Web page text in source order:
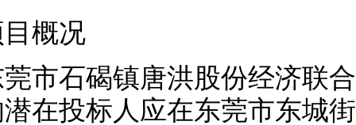
概况
市石碣镇唐洪股份经济联
在投标人应在东莞市东城